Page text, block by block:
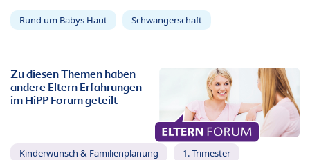
Rund um Babys Haut Schwangerschaft
Zu diesen Themen haben
andere Eltern Erfahrungen
im HiPP Forum geteilt
Kinderwunsch & Familienplanung 1. Trimester